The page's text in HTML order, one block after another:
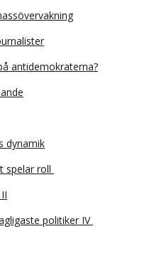
antidemokraterna?
dynamik
spelar roll
politiker IV